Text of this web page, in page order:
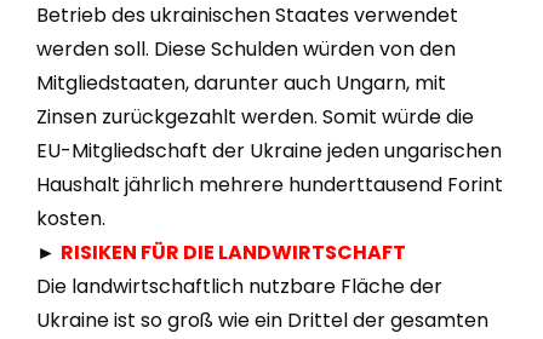
Betrieb des ukrainischen Staates verwendet
werden soll. Diese Schulden würden von den
Mitgliedstaaten, darunter auch Ungarn, mit
Zinsen zurückgezahlt werden. Somit würde die
EU-Mitgliedschaft der Ukraine jeden ungarischen
Haushalt jährlich mehrere hunderttausend Forint
kosten.
► RISIKEN FÜR DIE LANDWIRTSCHAFT
Die landwirtschaftlich nutzbare Fläche der
Ukraine ist so groß wie ein Drittel der gesamten